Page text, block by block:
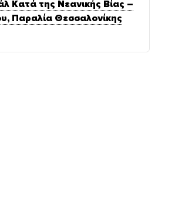
Κατά της Νεανικής Βίας –
Παραλία Θεσσαλονίκης